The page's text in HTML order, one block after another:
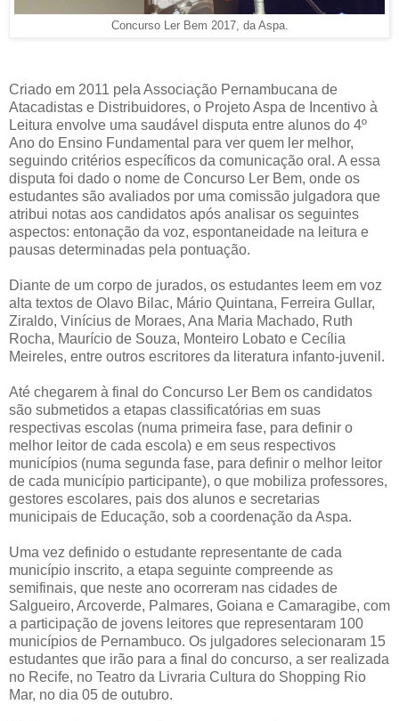
Concurso Ler Bem 2017, da Aspa.
Criado em 2011 pela Associação Pernambucana de
Atacadistas e Distribuidores, o Projeto Aspa de Incentivo à
Leitura envolve uma saudável disputa entre alunos do 4º
Ano do Ensino Fundamental para ver quem ler melhor,
seguindo critérios específicos da comunicação oral. A essa
disputa foi dado o nome de Concurso Ler Bem, onde os
estudantes são avaliados por uma comissão julgadora que
atribui notas aos candidatos após analisar os seguintes
aspectos: entonação da voz, espontaneidade na leitura e
pausas determinadas pela pontuação.
Diante de um corpo de jurados, os estudantes leem em voz
alta textos de Olavo Bilac, Mário Quintana, Ferreira Gullar,
Ziraldo, Vinícius de Moraes, Ana Maria Machado, Ruth
Rocha, Maurício de Souza, Monteiro Lobato e Cecília
Meireles, entre outros escritores da literatura infanto-juvenil.
Até chegarem à final do Concurso Ler Bem os candidatos
são submetidos a etapas classificatórias em suas
respectivas escolas (numa primeira fase, para definir o
melhor leitor de cada escola) e em seus respectivos
municípios (numa segunda fase, para definir o melhor leitor
de cada município participante), o que mobiliza professores,
gestores escolares, pais dos alunos e secretarias
municipais de Educação, sob a coordenação da Aspa.
Uma vez definido o estudante representante de cada
município inscrito, a etapa seguinte compreende as
semifinais, que neste ano ocorreram nas cidades de
Salgueiro, Arcoverde, Palmares, Goiana e Camaragibe, com
a participação de jovens leitores que representaram 100
municípios de Pernambuco. Os julgadores selecionaram 15
estudantes que irão para a final do concurso, a ser realizada
no Recife, no Teatro da Livraria Cultura do Shopping Rio
Mar, no dia 05 de outubro.